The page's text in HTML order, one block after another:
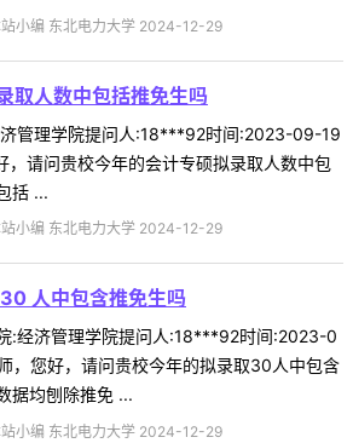
小编 东北电力大学 2024-12-29
取人数中包括推免生吗
管理学院提问人:18***92时间:2023-09-19
请问贵校今年的会计专硕拟录取人数中包
括 ...
小编 东北电力大学 2024-12-29
人中包含推免生吗
:经济管理学院提问人:18***92时间:2023-0
，您好，请问贵校今年的拟录取30人中包含
据均刨除推免 ...
小编 东北电力大学 2024-12-29